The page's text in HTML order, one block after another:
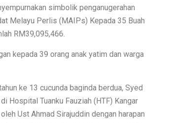
simbolik penganugerahan
Melayu Perlis (MAIPs) Kepada 35 Buah
RM39,095,466.
kepada 39 orang anak yatim dan warga
ke 13 cucunda baginda berdua, Syed
Hospital Tuanku Fauziah (HTF) Kangar
Ust Ahmad Sirajuddin dengan harapan